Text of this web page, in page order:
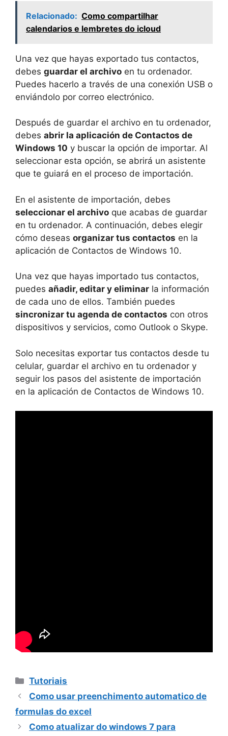
Relacionado: Como compartilhar
calendarios e lembretes do icloud
Una vez que hayas exportado tus contactos,
debes guardar el archivo en tu ordenador.
Puedes hacerlo a través de una conexión USB o
enviándolo por correo electrónico.
Después de guardar el archivo en tu ordenador,
debes abrir la aplicación de Contactos de
Windows 10 y buscar la opción de importar. Al
seleccionar esta opción, se abrirá un asistente
que te guiará en el proceso de importación.
En el asistente de importación, debes
seleccionar el archivo que acabas de guardar
en tu ordenador. A continuación, debes elegir
cómo deseas organizar tus contactos en la
aplicación de Contactos de Windows 10.
Una vez que hayas importado tus contactos,
puedes añadir, editar y eliminar la información
de cada uno de ellos. También puedes
sincronizar tu agenda de contactos con otros
dispositivos y servicios, como Outlook o Skype.
Solo necesitas exportar tus contactos desde tu
celular, guardar el archivo en tu ordenador y
seguir los pasos del asistente de importación
en la aplicación de Contactos de Windows 10.
Categorias
Tutoriais
Como usar preenchimento automatico de
formulas do excel
Como atualizar do windows 7 para